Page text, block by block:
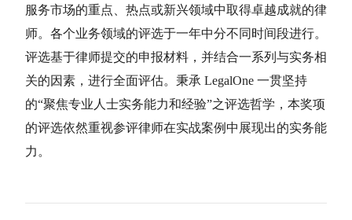
服务市场的重点、热点或新兴领域中取得卓越成就的律
师。各个业务领域的评选于一年中分不同时间段进行。
评选基于律师提交的申报材料，并结合一系列与实务相
关的因素，进行全面评估。秉承 LegalOne 一贯坚持
的“聚焦专业人士实务能力和经验”之评选哲学，本奖项
的评选依然重视参评律师在实战案例中展现出的实务能
力。